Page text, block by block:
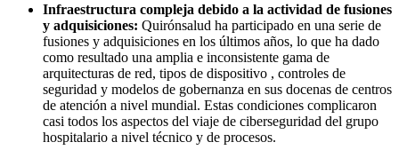
Infraestructura compleja debido a la actividad de fusiones
y adquisiciones: Quirónsalud ha participado en una serie de
fusiones y adquisiciones en los últimos años, lo que ha dado
como resultado una amplia e inconsistente gama de
arquitecturas de red, tipos de dispositivo , controles de
seguridad y modelos de gobernanza en sus docenas de centros
de atención a nivel mundial. Estas condiciones complicaron
casi todos los aspectos del viaje de ciberseguridad del grupo
hospitalario a nivel técnico y de procesos.